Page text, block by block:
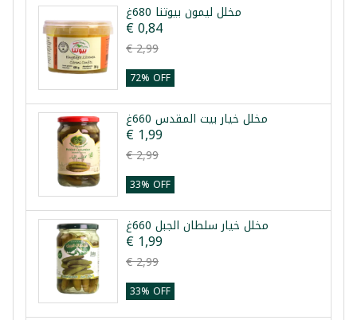
مخلل ليمون بيوتنا 680غ
€ 0,84
€ 2,99
72% OFF
مخلل خيار بيت المقدس 660غ
€ 1,99
€ 2,99
33% OFF
مخلل خيار سلطان الجبل 660غ
€ 1,99
€ 2,99
33% OFF